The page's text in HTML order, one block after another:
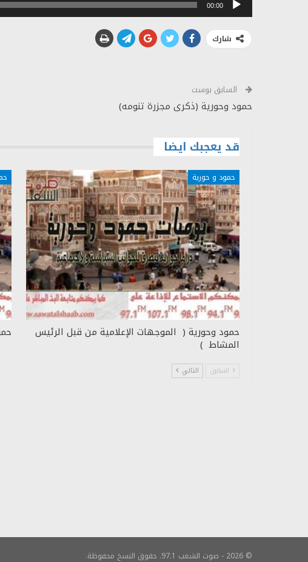
00:00
شارك
السابق بوست
حمود وحورية (ذكرى مجزرة تنومه)
قد يعجبك ايضا
حمود و حورية
حمود وحورية ( الموجهات الإعلامية من قبل الرئيس
المشاط )
السابق التالي
© 2026 - صوت الشعب 97.1. حقوق النسخ محفوظة.